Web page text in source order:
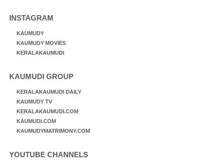
INSTAGRAM
KAUMUDY
KAUMUDY MOVIES
KERALAKAUMUDI
KAUMUDI GROUP
KERALAKAUMUDI DAILY
KAUMUDY TV
KERALAKAUMUDI.COM
KAUMUDI.COM
KAUMUDYMATRIMONY.COM
YOUTUBE CHANNELS